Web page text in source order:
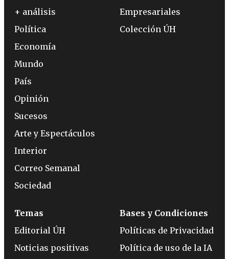
+ análisis
Política
Economía
Mundo
País
Opinión
Sucesos
Arte y Espectáculos
Interior
Correo Semanal
Sociedad
Empresariales
Colección ÚH
Temas
Editorial ÚH
Noticias positivas
Bases y Condiciones
Políticas de Privacidad
Política de uso de la IA